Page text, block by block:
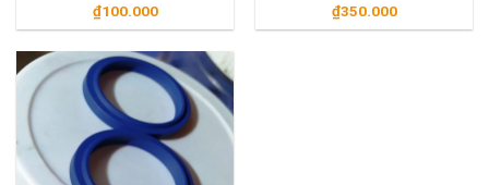
₫100.000 ₫350.000